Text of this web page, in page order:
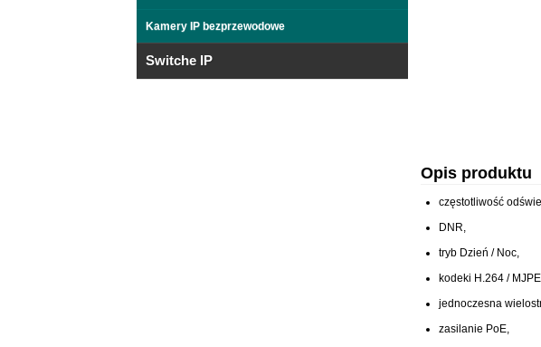
Kamery IP bezprzewodowe
Switche IP
Opis produktu
częstotliwość
DNR,
tryb Dzień / Noc,
kodeki H.264 /
jednoczesna
zasilanie PoE,